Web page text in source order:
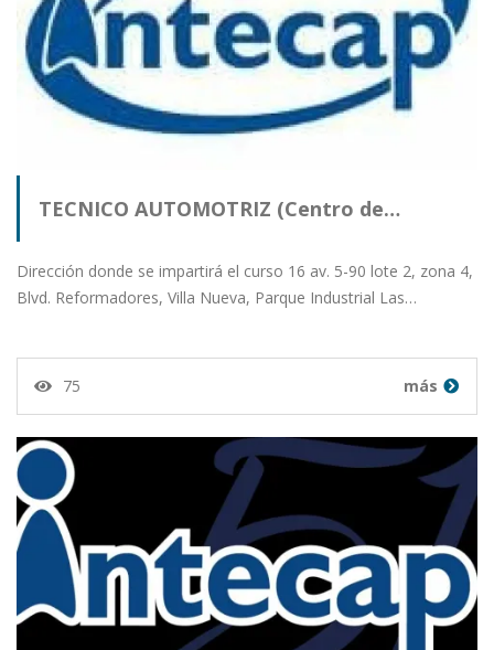
TECNICO AUTOMOTRIZ (Centro de…
Dirección donde se impartirá el curso 16 av. 5-90 lote 2, zona 4,
Blvd. Reformadores, Villa Nueva, Parque Industrial Las…
75 más